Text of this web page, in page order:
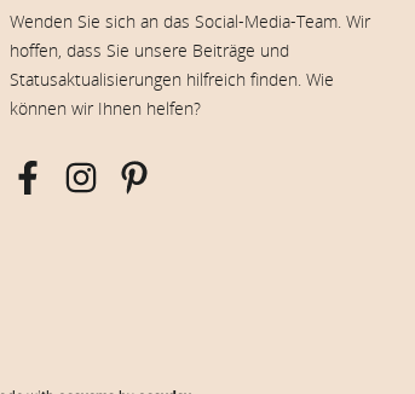
Wenden Sie sich an das Social-Media-Team. Wir
hoffen, dass Sie unsere Beiträge und
Statusaktualisierungen hilfreich finden. Wie
können wir Ihnen helfen?